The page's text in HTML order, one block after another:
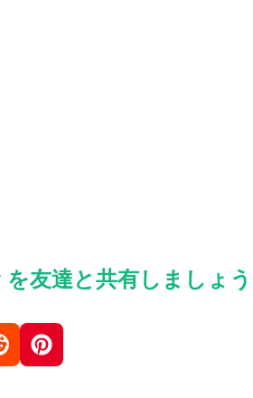
友達と共有しましょう